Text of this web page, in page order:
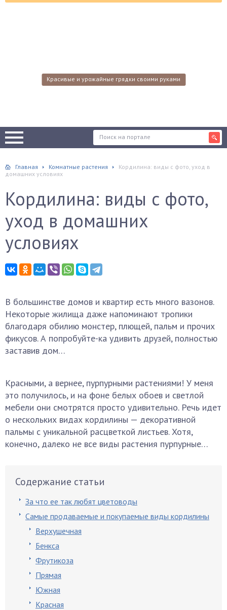
Красивые и урожайные грядки своими руками
Главная Комнатные растения
Кордилина: виды с фото, уход в
домашних условиях
Кордилина: виды с фото,
уход в домашних
условиях
В большинстве домов и квартир есть много вазонов.
Некоторые жилища даже напоминают тропики
благодаря обилию монстер, плющей, пальм и прочих
фикусов. А попробуйте-ка удивить друзей, полностью
заставив дом…
Красными, а вернее, пурпурными растениями! У меня
это получилось, и на фоне белых обоев и светлой
мебели они смотрятся просто удивительно. Речь идет
о нескольких видах кордилины — декоративной
пальмы с уникальной расцветкой листьев. Хотя,
конечно, далеко не все виды растения пурпурные…
Содержание статьи
За что ее так любят цветоводы
Самые продаваемые и покупаемые виды кордилины
Верхушечная
Бенкса
Фрутикоза
Прямая
Южная
Красная